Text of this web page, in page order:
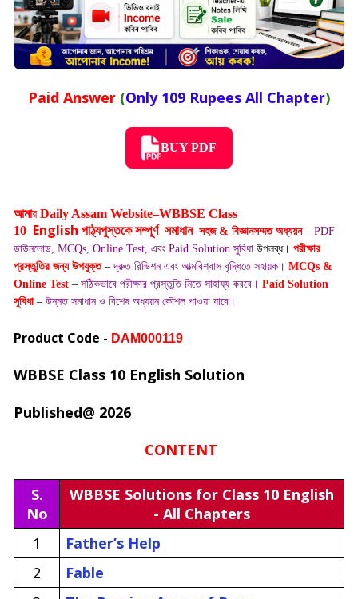
Paid Answer (Only 109 Rupees All Chapter)
BUY PDF
আমারDaily Assam Website–WBBSE Class
10 English পাঠ্যপুস্তকেসম্পূর্ণ সমাধান সহজ & বিজ্ঞানসম্মত অধ্যয়ন– PDF
ডাউনলোড, MCQs, Online Test, এবং Paid Solution সুবিধা উপলব্ধ। পরীক্ষার
প্রস্তুতির জন্য উপযুক্ত–দ্রুত রিভিশন এবং আত্মবিশ্বাস বৃদ্ধিতে সহায়ক। MCQs &
Online Test – সঠিকভাবে পরীক্ষার প্রস্তুতি নিতে সাহায্য করবে। Paid Solution
সুবিধা – উন্নত সমাধান ও বিশেষ অধ্যয়ন কৌশল পাওয়া যাবে।
Product Code - DAM000119
WBBSE Class 10 English Solution
Published@ 2026
CONTENT
S.
No
WBBSE Solutions for Class 10 English
- All Chapters
1
Father’s Help
2
Fable